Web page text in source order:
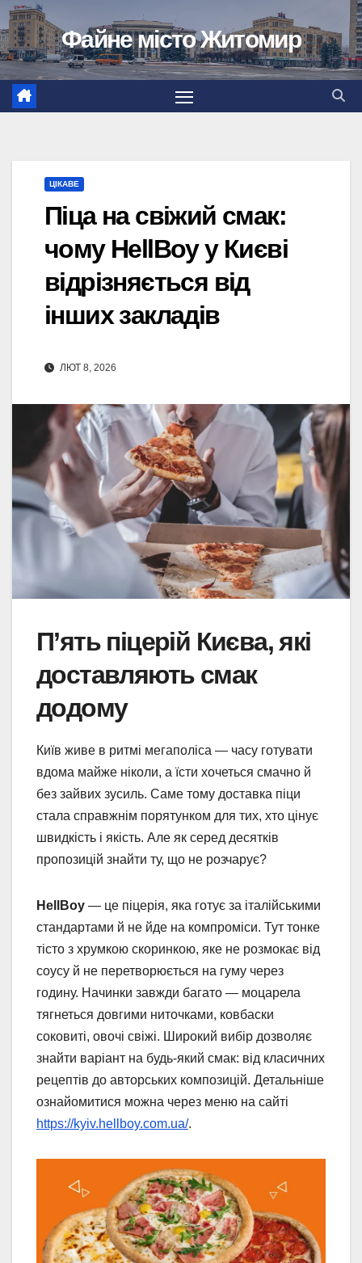
Перейти
до
вмісту
Файне місто Житомир
ЦІКАВЕ
Піца на свіжий смак:
чому HellBoy у Києві
відрізняється від
інших закладів
ЛЮТ 8, 2026
П’ять піцерій Києва, які
доставляють смак
додому
Київ живе в ритмі мегаполіса — часу готувати
вдома майже ніколи, а їсти хочеться смачно й
без зайвих зусиль. Саме тому доставка піци
стала справжнім порятунком для тих, хто цінує
швидкість і якість. Але як серед десятків
пропозицій знайти ту, що не розчарує?
HellBoy — це піцерія, яка готує за італійськими
стандартами й не йде на компроміси. Тут тонке
тісто з хрумкою скоринкою, яке не розмокає від
соусу й не перетворюється на гуму через
годину. Начинки завжди багато — моцарела
тягнеться довгими ниточками, ковбаски
соковиті, овочі свіжі. Широкий вибір дозволяє
знайти варіант на будь-який смак: від класичних
рецептів до авторських композицій. Детальніше
ознайомитися можна через меню на сайті
https://kyiv.hellboy.com.ua/.